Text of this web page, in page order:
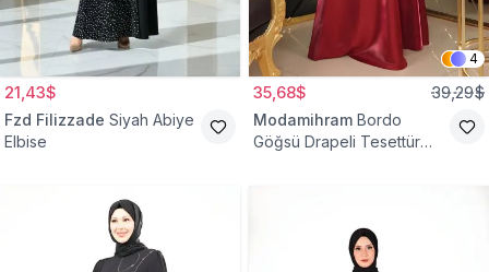
21,43$
Fzd Filizzade Siyah Abiye
Elbise
4
35,68$ 39,29$
Modamihram Bordo
Göğsü Drapeli Tesettür